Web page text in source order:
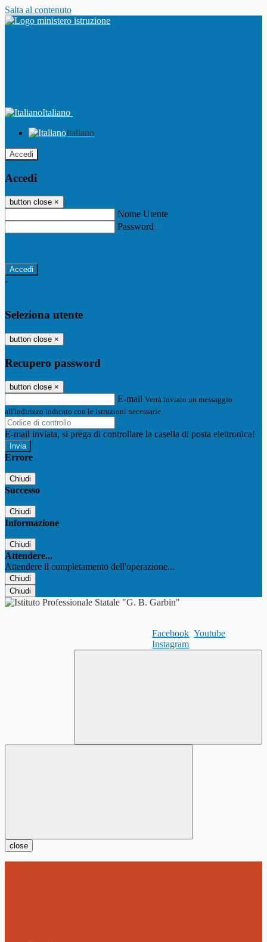
Salta al contenuto
Italiano
Italiano
Accedi
Accedi
button close ×
Nome Utente
Password
-
Seleziona utente
button close ×
Recupero password
button close ×
E-mail Verrà inviato un messaggio
all'indirizzo indicato con le istruzioni necessarie.
E-mail inviata, si prega di controllare la casella di posta elettronica!
Errore
Chiudi
Successo
Chiudi
Informazione
Chiudi
Attendere...
Attendere il completamento dell'operazione...
Chiudi
Chiudi
Facebook Youtube
Instagram
close